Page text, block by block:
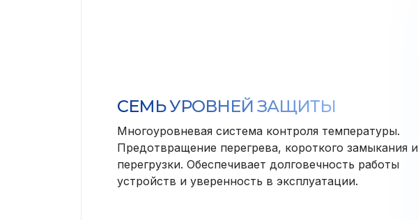
СЕМЬ УРОВНЕЙ ЗАЩИТЫ
Многоуровневая система контроля температуры.
Предотвращение перегрева, короткого замыкания и
перегрузки. Обеспечивает долговечность работы
устройств и уверенность в эксплуатации.